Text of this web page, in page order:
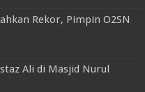
Rekor, Pimpin O2SN
Ali di Masjid Nurul